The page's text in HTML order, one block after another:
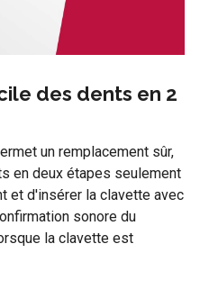
des dents en 2
un remplacement sûr,
en deux étapes seulement
et d'insérer la clavette avec
sonore du
la clavette est